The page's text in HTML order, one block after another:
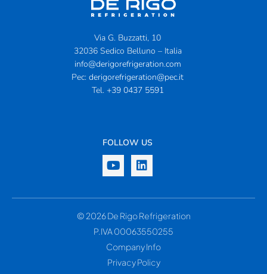
Via G. Buzzatti, 10
32036 Sedico Belluno – Italia
info@derigorefrigeration.com
Pec: derigorefrigeration@pec.it
Tel. +39 0437 5591
FOLLOW US
© 2026 De Rigo Refrigeration
P.IVA 00063550255
Company Info
Privacy Policy